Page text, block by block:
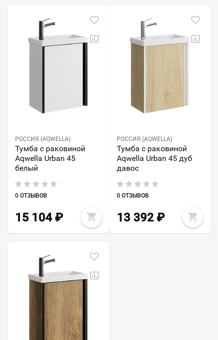
РОССИЯ (AQWELLA)
Тумба с раковиной
Aqwella Urban 45
белый
0 ОТЗЫВОВ
15 104 ₽
РОССИЯ (AQWELLA)
Тумба с раковиной
Aqwella Urban 45 дуб
давос
0 ОТЗЫВОВ
13 392₽